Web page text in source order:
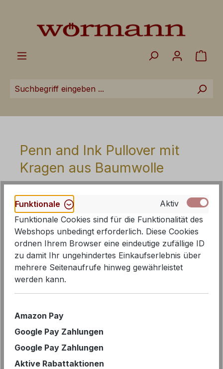
Penn and Ink Pullover mit
Kragen aus Baumwolle
Bildergalerie überspringen
Funktionale
Aktiv
Funktionale Cookies sind für die Funktionalität des
Webshops unbedingt erforderlich. Diese Cookies
ordnen Ihrem Browser eine eindeutige zufällige ID
zu damit Ihr ungehindertes Einkaufserlebnis über
mehrere Seitenaufrufe hinweg gewährleistet
werden kann.
Amazon Pay
Google Pay Zahlungen
Google Pay Zahlungen
Aktive Rabattaktionen